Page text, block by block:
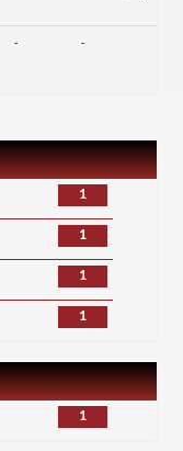
- -
1
1
1
1
1